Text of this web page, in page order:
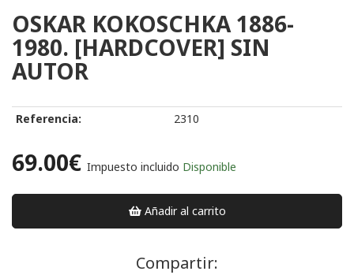
OSKAR KOKOSCHKA 1886-
1980. [HARDCOVER] SIN
AUTOR
Referencia: 2310
69.00€ Impuesto incluido Disponible
Añadir al carrito
Compartir: